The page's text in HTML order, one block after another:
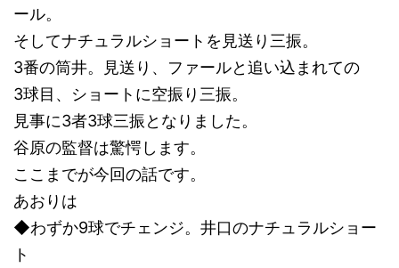
ール。
そしてナチュラルショートを見送り三振。
3番の筒井。見送り、ファールと追い込まれての
3球目、ショートに空振り三振。
見事に3者3球三振となりました。
谷原の監督は驚愕します。
ここまでが今回の話です。
あおりは
◆わずか9球でチェンジ。井口のナチュラルショー
ト